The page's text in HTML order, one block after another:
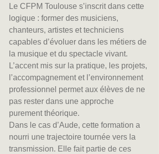
Le CFPM Toulouse s’inscrit dans cette
logique : former des musiciens,
chanteurs, artistes et techniciens
capables d’évoluer dans les métiers de
la musique et du spectacle vivant.
L’accent mis sur la pratique, les projets,
l’accompagnement et l’environnement
professionnel permet aux élèves de ne
pas rester dans une approche
purement théorique.
Dans le cas d’Aude, cette formation a
nourri une trajectoire tournée vers la
transmission. Elle fait partie de ces